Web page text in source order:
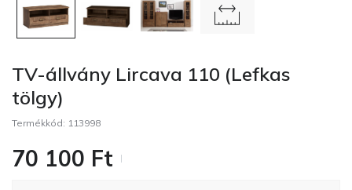
TV-állvány Lircava 110 (Lefkas
tölgy)
Termékkód: 113998
70 100 Ft